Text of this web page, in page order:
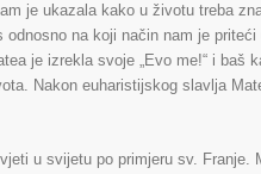
je ukazala kako u životu treba
na koji način nam je
je izrekla svoje „Evo me!“ i baš
Nakon euharistijskog slavlja
u svijetu po primjeru sv. Franje.